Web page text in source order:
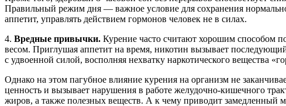
Правильный режим дня — важное условие для сохранения
аппетит, управлять действием гормонов человек не в силах.
4. Вредные привычки. Курение часто считают хорошим способом
весом. Приглушая аппетит на время, никотин вызывает
с удвоенной силой, восполняя нехватку наркотического вещества
Однако на этом пагубное влияние курения на организм не
ценность и вызывает нарушения в работе желудочно-кишечного
жиров, а также полезных веществ. А к чему приводит замедленный